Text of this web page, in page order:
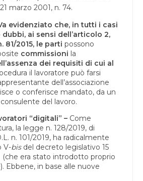
marzo 2001, n. 74.
evidenziato che, in tutti i casi
ai sensi dell’articolo 2,
81/2015, le parti possono
commissioni la
dei requisiti di cui al
il lavoratore può farsi
dell’associazione
o conferisce mandato, da un
del lavoro.
“digitali” – Come
la legge n. 128/2019, di
n. 101/2019, ha radicalmente
V-bisdel decreto legislativo 15
(che era stato introdotto proprio
Ebbene, in base alle nuove